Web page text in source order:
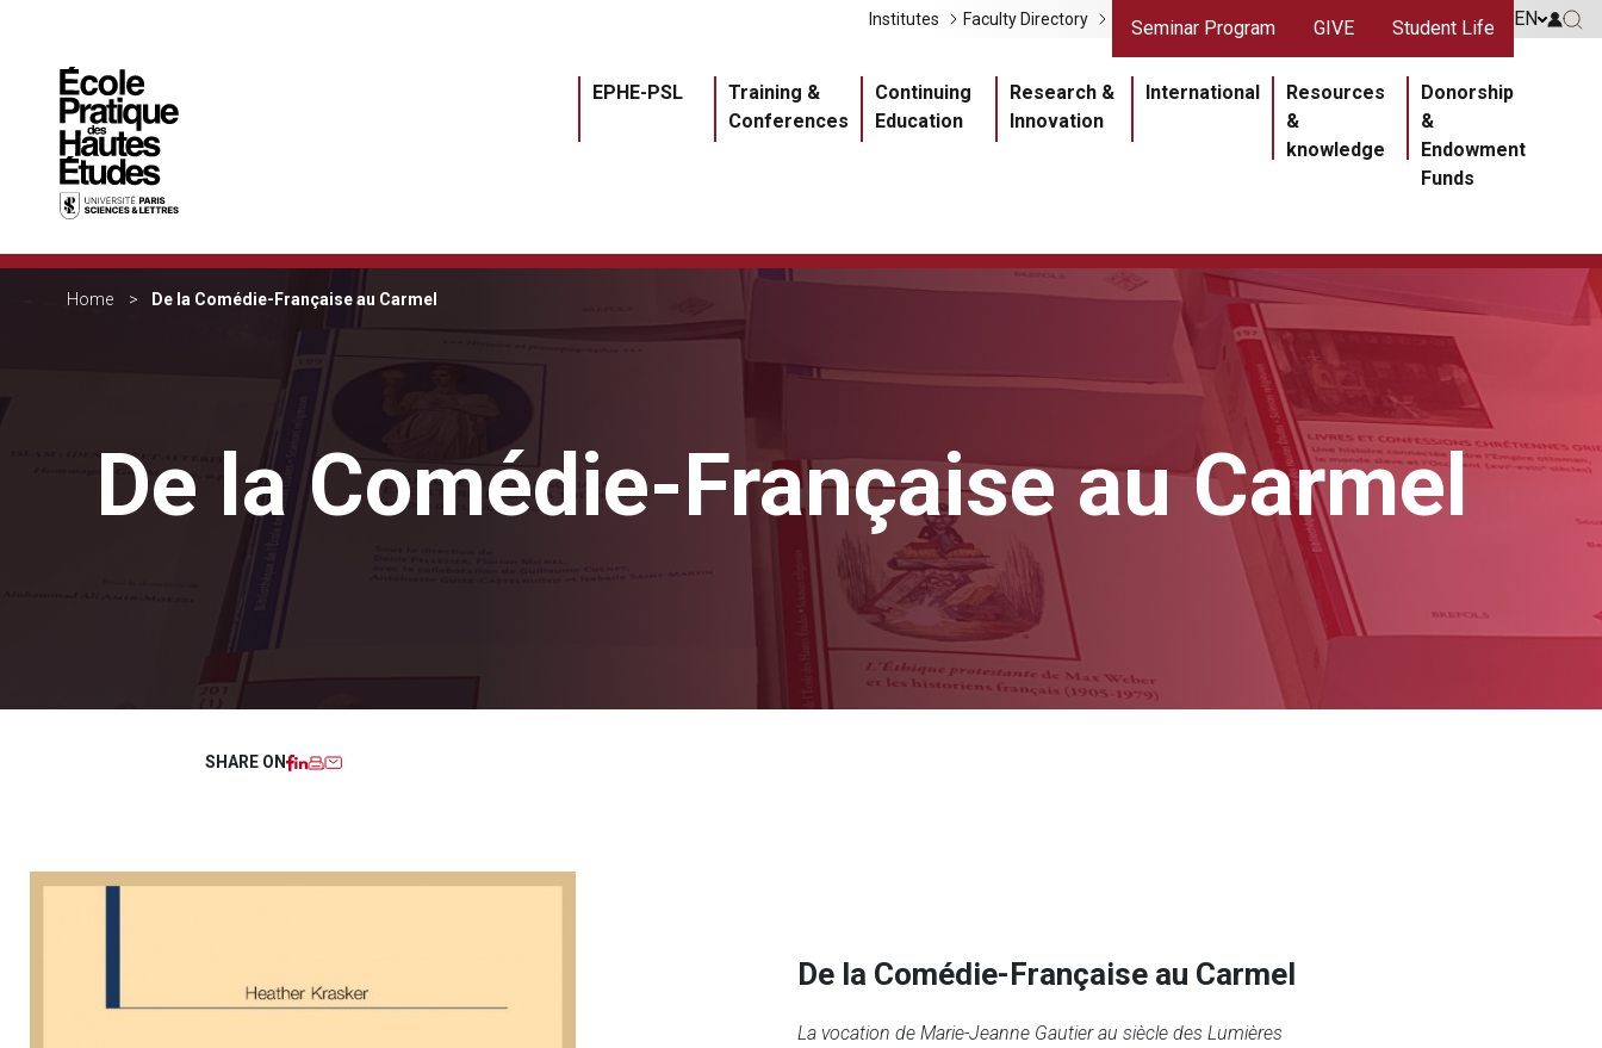
Navigation principale
EPHE-PSL
Training &
Conferences
Continuing
Education
Research &
Innovation
International
Resources
&
knowledge
Donorship
&
Endowment
Funds
Liens gris
Institutes Faculty Directory Liens rouges
Seminar Program GIVE Student Life EN Go to
Go
You may be looking for:
Seminars Master Section
Breadcrumb
Home De la Comédie-Française au Carmel
De la Comédie-Française au Carmel
SHARE ON Facebook
LinkedIn
Imprimer
De la Comédie-Française au Carmel
La vocation de Marie-Jeanne Gautier au siècle des Lumières